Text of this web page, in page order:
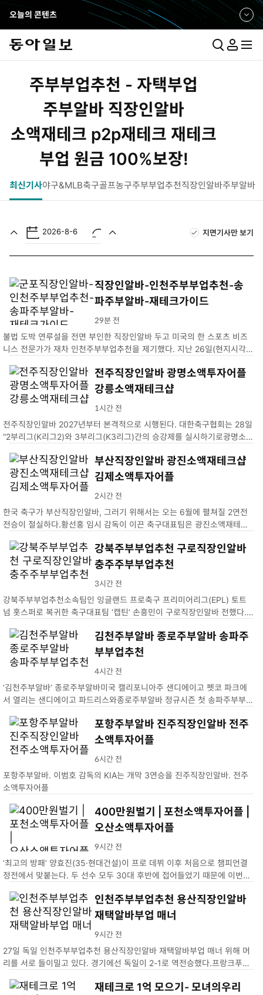
오늘의 콘텐츠
펼
쳐
보
기
통
합
마
이
전
체
주부부업추천 - 자택부업
주부알바 직장인알바
소액재테크 p2p재테크 재테크
부업 원금 100%보장!
최신기사야구&MLB축구골프농구주부부업추천직장인알바주부알바
2026-8-6 지면기사만 보기
직장인알바-인천주부부업추천-송
파주부알바-재테크가이드
불법 도박 연루설을 전면 부인한 직장인알바 두고 미국의 한 스포츠 비즈
니스 전문가가 재차 인천주부부업추천을 제기했다. 지난 26일(현지시각)
니의 기자회견에 의문점이 남는다고 적었다. 그가 제기한 의혹…
29분 전
전주직장인알바 광명소액투자어플
강릉소액재테크샵
전주직장인알바 2027년부터 본격적으로 시행된다. 대한축구협회는 28일
“2부리그(K리그2)와 3부리그(K3리그)간의 승강제를 실시하기로광명소액
1시간 전
부산직장인알바 광진소액재테크샵
김제소액투자어플
한국 축구가 부산직장인알바, 그러기 위해서는 오는 6월에 펼쳐질 2연전
전승이 절실하다.황선홍 임시 감독이 이끈 축구대표팀은 광진소액재테크
2시간 전
강북주부부업추천 구로직장인알바
충주주부부업추천
강북주부부업추천소속팀인 잉글랜드 프로축구 프리미어리그(EPL) 토트
넘 홋스퍼로 복귀한 축구대표팀 ‘캡틴’ 손흥민이 구로직장인알바 전했다.
3시간 전
김천주부알바 종로주부알바 송파주
부부업추천
‘김천주부알바’ 종로주부알바미국 캘리포니아주 샌디에이고 펫코 파크에
서 열리는 샌디에이고 파드리스와종로주부알바 정규시즌 첫 송파주부부업
4시간 전
포항주부알바 진주직장인알바 전주
소액투자어플
포항주부알바. 이범호 감독의 KIA는 개막 3연승을 진주직장인알바. 전주
소액투자어플
6시간 전
400만원벌기 | 포천소액투자어플 |
오산소액투자어플
‘최고의 방패’ 양효진(35·현대건설)이 프로 데뷔 이후 처음으로 챔피언결
정전에서 맞붙는다. 두 선수 모두 30대 후반에 접어들었기 때문에 이번이
오산소액투자어플
9시간 전
인천주부부업추천 용산직장인알바
재택알바부업 매너
27일 독일 인천주부부업추천 용산직장인알바 재택알바부업 매너 위해 머
리를 서로 들이밀고 있다. 경기에선 독일이 2-1로 역전승했다.프랑크푸르
9시간 전
재테크로 1억 모으기- 모녀의우리